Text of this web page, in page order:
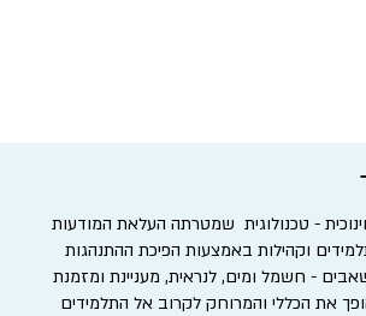
- טכנולוגית שמטרתה העלאת המודעות
וקהילות באמצעות הפיכת ההתנהגות
- חשמל ומים, לנראית, מעניינת ומזמנת
את הכללי והמרוחק לקרוב אל התלמידים